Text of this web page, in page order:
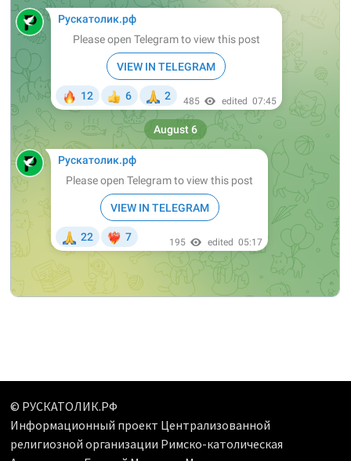
© РУСКАТОЛИК.РФ
Информационный проект Централизованной
религиозной организации Римско-католическая